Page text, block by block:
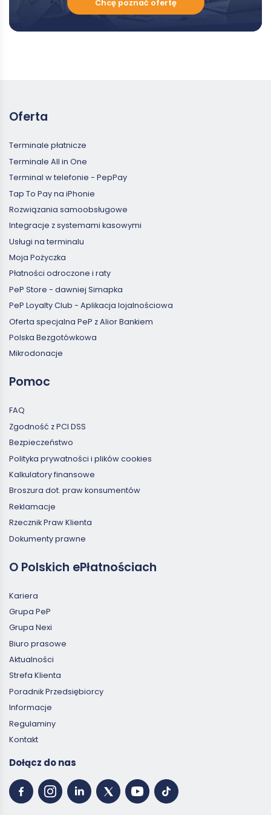
Chcę poznać ofertę
Oferta
Terminale płatnicze
Terminale All in One
Terminal w telefonie - PepPay
Tap To Pay na iPhonie
Rozwiązania samoobsługowe
Integracje z systemami kasowymi
Usługi na terminalu
Moja Pożyczka
Płatności odroczone i raty
PeP Store - dawniej Simapka
PeP Loyalty Club - Aplikacja lojalnościowa
Oferta specjalna PeP z Alior Bankiem
Polska Bezgotówkowa
Mikrodonacje
Pomoc
FAQ
Zgodność z PCI DSS
Bezpieczeństwo
Polityka prywatności i plików cookies
Kalkulatory finansowe
Broszura dot. praw konsumentów
Reklamacje
Rzecznik Praw Klienta
Dokumenty prawne
O Polskich ePłatnościach
Kariera
Grupa PeP
Grupa Nexi
Biuro prasowe
Aktualności
Strefa Klienta
Poradnik Przedsiębiorcy
Informacje
Regulaminy
Kontakt
Dołącz do nas